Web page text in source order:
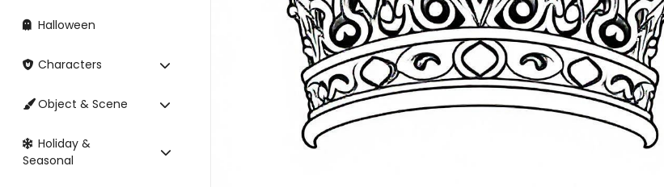
Halloween
Characters
Object & Scene
Holiday &
Seasonal